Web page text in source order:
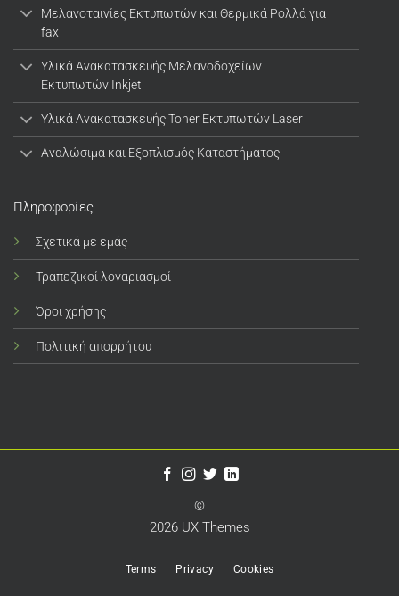
Μελανοταινίες Εκτυπωτών και Θερμικά Ρολλά για
fax
Υλικά Ανακατασκευής Μελανοδοχείων
Εκτυπωτών Inkjet
Υλικά Ανακατασκευής Toner Εκτυπωτών Laser
Αναλώσιμα και Εξοπλισμός Καταστήματος
Πληροφορίες
Σχετικά με εμάς
Τραπεζικοί λογαριασμοί
Όροι χρήσης
Πολιτική απορρήτου
©
2026 UX Themes
Terms Privacy Cookies